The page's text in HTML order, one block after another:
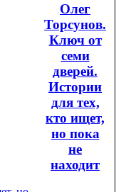
Олег
Торсунов.
Ключ от
семи
дверей.
Истории
для тех,
кто ищет,
но пока
не
находит